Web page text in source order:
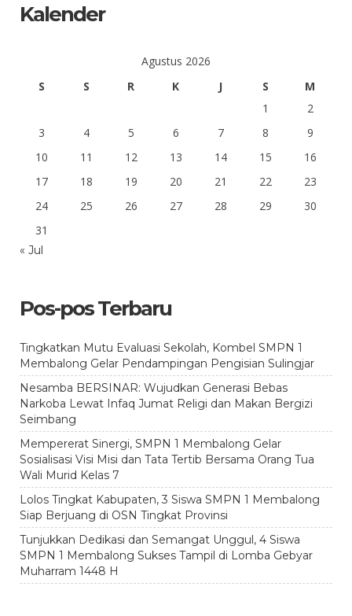
Kalender
Agustus 2026
S
S R K J S
M
1
2
3
4 5 6 7 8
9
10
11 12 13 14 15
16
17
18 19 20 21 22
23
24
25 26 27 28 29
30
31
« Jul
Pos-pos Terbaru
Tingkatkan Mutu Evaluasi Sekolah, Kombel SMPN 1
Membalong Gelar Pendampingan Pengisian Sulingjar
Nesamba BERSINAR: Wujudkan Generasi Bebas
Narkoba Lewat Infaq Jumat Religi dan Makan Bergizi
Seimbang
Mempererat Sinergi, SMPN 1 Membalong Gelar
Sosialisasi Visi Misi dan Tata Tertib Bersama Orang Tua
Wali Murid Kelas 7
Lolos Tingkat Kabupaten, 3 Siswa SMPN 1 Membalong
Siap Berjuang di OSN Tingkat Provinsi
Tunjukkan Dedikasi dan Semangat Unggul, 4 Siswa
SMPN 1 Membalong Sukses Tampil di Lomba Gebyar
Muharram 1448 H